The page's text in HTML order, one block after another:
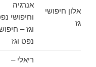
אלון חיפושי
אנרגיה
וחיפושי נפט
וגז – חיפושי
נפט וגז
ריאלי –